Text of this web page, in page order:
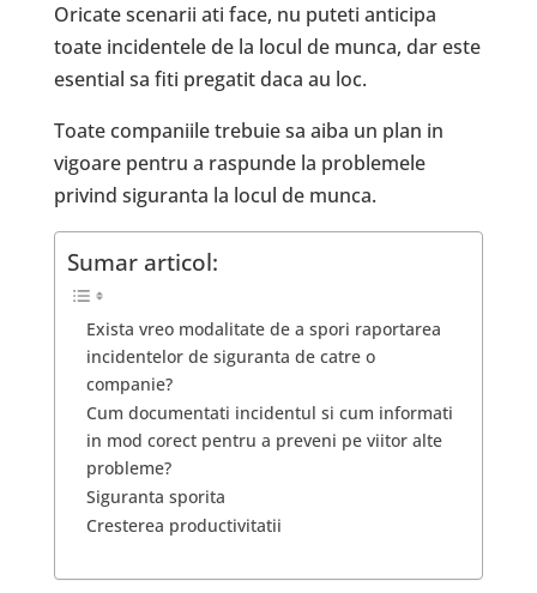
Oricate scenarii ati face, nu puteti anticipa
toate incidentele de la locul de munca, dar este
esential sa fiti pregatit daca au loc.
Toate companiile trebuie sa aiba un plan in
vigoare pentru a raspunde la problemele
privind siguranta la locul de munca.
Sumar articol:
Exista vreo modalitate de a spori raportarea
incidentelor de siguranta de catre o
companie?
Cum documentati incidentul si cum informati
in mod corect pentru a preveni pe viitor alte
probleme?
Siguranta sporita
Cresterea productivitatii